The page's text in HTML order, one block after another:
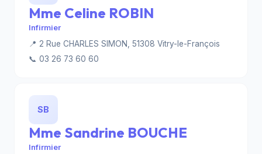
Mme Celine ROBIN
Infirmier
📍 2 Rue CHARLES SIMON, 51308 Vitry-le-François
📞 03 26 73 60 60
SB
Mme Sandrine BOUCHE
Infirmier